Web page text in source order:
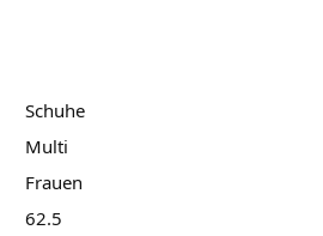
Schuhe
Multi
Frauen
62.5